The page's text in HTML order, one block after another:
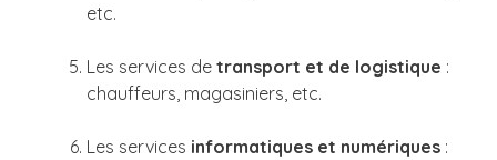
etc.
Les services de transport et de logistique :
chauffeurs, magasiniers, etc.
Les services informatiques et numériques :